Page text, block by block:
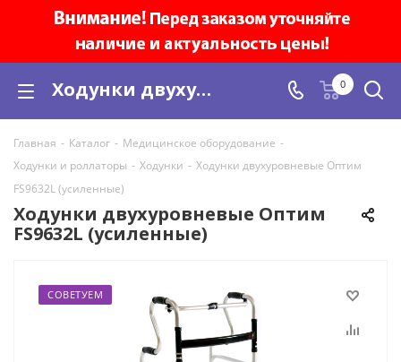
Ходунки двухуровневые Оптим FS9632L (усиленные) купить в Минске с доставкой, цена 0
Главная - Каталог - Медицинское оборудование -
Ходунки и роллаторы - Ходунки - Ходунки двухуровневые Оптим
FS9632L (усиленные)
Ходунки двухуровневые Оптим
FS9632L (усиленные)
СОВЕТУЕМ